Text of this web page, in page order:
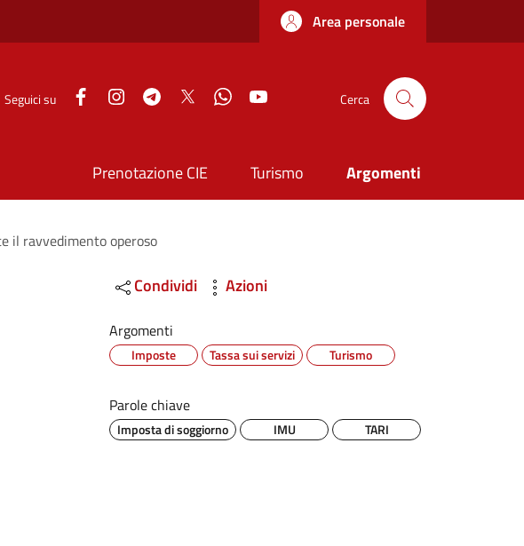
Area personale
Seguici su FacebookInstagramTelegramTwitter WhatsApp Cerca
Prenotazione CIE Turismo Argomenti
il ravvedimento operoso
Condividi Azioni
Argomenti
Imposte Tassa sui servizi Turismo
Parole chiave
Imposta di soggiorno IMU TARI